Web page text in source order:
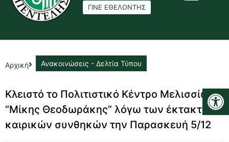
ΓΙΝΕ ΕΘΕΛΟΝΤΗΣ
Αρχική Ανακοινώσεις - Δελτία Τύπου
Κλειστό το Πολιτιστικό Κέντρο Μελισσίων
“Μίκης Θεοδωράκης” λόγω των έκτακτων
καιρικών συνθηκών την Παρασκευή 5/12